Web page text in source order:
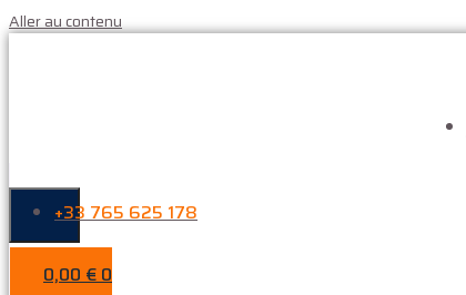
Aller au contenu
+33 765 625 178
0,00€0